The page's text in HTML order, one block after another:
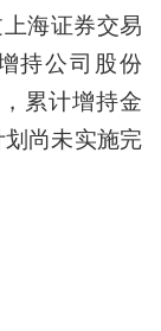
海证券交易
持公司股份
累计增持金
尚未实施完